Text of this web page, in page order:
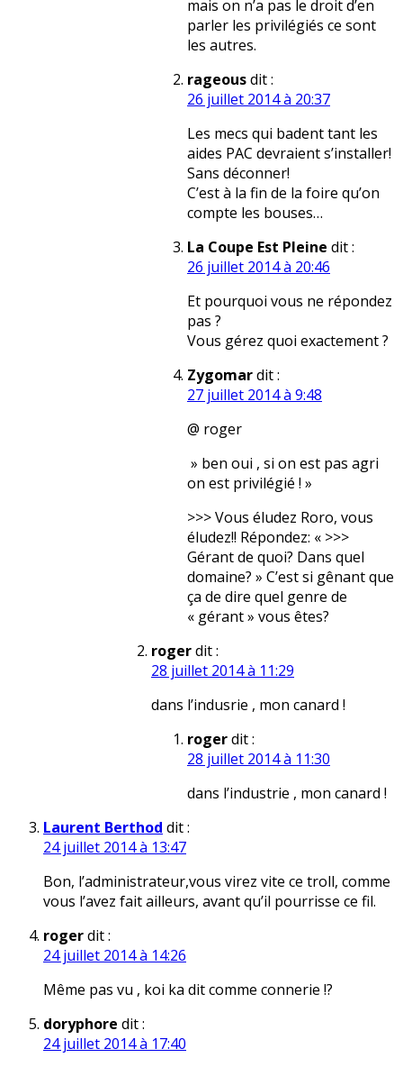
mais on n’a pas le droit d’en
parler les privilégiés ce sont
les autres.
rageousdit :
26 juillet 2014 à 20:37
Les mecs qui badent tant les
aides PAC devraient s’installer!
Sans déconner!
C’est à la fin de la foire qu’on
compte les bouses…
La Coupe Est Pleine dit :
26 juillet 2014 à 20:46
Et pourquoi vous ne répondez
pas ?
Vous gérez quoi exactement ?
Zygomardit :
27 juillet 2014 à 9:48
@ roger
» ben oui , si on est pas agri
on est privilégié ! »
>>> Vous éludez Roro, vous
éludez!! Répondez: « >>>
Gérant de quoi? Dans quel
domaine? » C’est si gênant que
ça de dire quel genre de
« gérant » vous êtes?
rogerdit :
28 juillet 2014 à 11:29
dans l’indusrie , mon canard !
rogerdit :
28 juillet 2014 à 11:30
dans l’industrie , mon canard !
Laurent Berthod dit :
24 juillet 2014 à 13:47
Bon, l’administrateur,vous virez vite ce troll, comme
vous l’avez fait ailleurs, avant qu’il pourrisse ce fil.
rogerdit :
24 juillet 2014 à 14:26
Même pas vu , koi ka dit comme connerie !?
doryphore dit :
24 juillet 2014 à 17:40